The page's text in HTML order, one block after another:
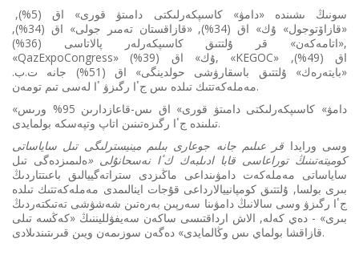
سونىڭ ىشىندە «دامۋ» كاسىپكەرلىكتى دامىتۋ قورى» اق (5%),
«قازاۆتوجول» ۇك» اق (34%), «قازاقستان تەمىر جولى» اق (34%),
«اتامەكەن» قر ۇلتتىق كاسىپكەرلەر پالاتاسى (36%),
«QazExpoCongress» ۇك» اق (39%), «KEGOC» اق (49%),
«بايتەرەك» ۇلتتىق باسقارۋشى حولدينگى» اق (51%) جانە ت.ب.
مەملەكەتتىك تىلدە ىس جٴا رگىزۋ ٴا لەسى تىم تومەن.
«دامۋ» كاسىپكەرلىكتى دامىتۋ قورى» اق ىس-قاعازدارىن 95% ورىس
تىلىندە جٴا رگىزەتىنىن اتاپ وتپەسكە بولمايدى.
وسى ورايدا قر عىلىم جانە جوعارى بىلىم مينيسترلىگى تىل ساياساتى
كوميتەتىنىڭ توراعاسى قابا ادىلبەك كٴا نەسحانۇلى «ەلىمىزدەگى تىل
ساياساتى مەملەكەت دامۋىنداعى ماڭىزدى ستراتەگييالىق باعىتتاردىڭ
بىرى بولسا, ۇلتتىق كومپانييالارداعى قۇجات اينالىمدى مەملەكەتتىك تىلدە
جٴا رگىزۋ وسى سالانىڭ دامۋىنا سەرپىن بەرەتىن شەشۋشى تەتىكتەردىڭ
بىرى» - دەي كەلە, الاش ارداقتىسى ساكەن سەيفۋلليننىڭ «كەڭسە تىلى
قازاقشا بولماي ىس وڭالمايدى» دەگەن سوزىمەن ويىن قىرىتىندىلادى.